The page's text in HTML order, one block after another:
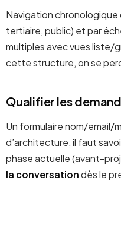
Navigation
tertiaire, public) et par
multiples avec vues liste/
cette structure, on se
Qualifier les
Un formulaire nom/email/
d’architecture, il faut
phase actuelle (avant-
la conversationdès le